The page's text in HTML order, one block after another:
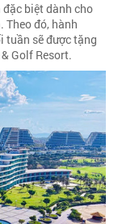
biệt dành cho
Theo đó, hành
tuần sẽ được tặng
Golf Resort.